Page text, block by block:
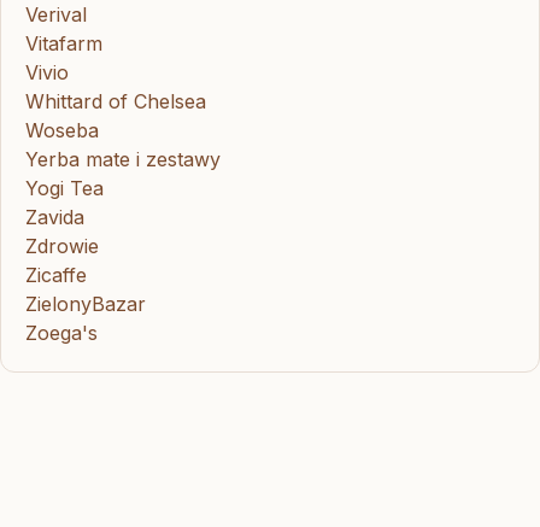
Verival
Vitafarm
Vivio
Whittard of Chelsea
Woseba
Yerba mate i zestawy
Yogi Tea
Zavida
Zdrowie
Zicaffe
ZielonyBazar
Zoega's